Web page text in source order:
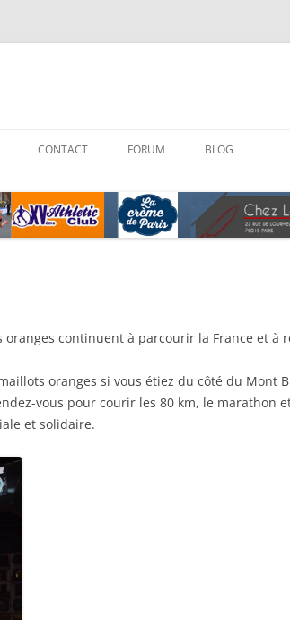
CONTACT FORUM BLOG
continuent à parcourir la France et à
oranges si vous étiez du côté du Mont
vous pour courir les 80 km, le marathon
et solidaire.